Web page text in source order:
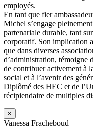
employés.
En tant que fier
Michel s’engage
partenariale durable, tant
corporatif. Son implication
que dans diverses
d’administration, témoigne
de contribuer activement à
social et à l’avenir des
Diplômé des HEC et de
récipiendaire de multiples
×
Vanessa Fracheboud